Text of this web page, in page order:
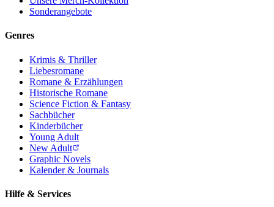
Sonderangebote
Genres
Krimis & Thriller
Liebesromane
Romane & Erzählungen
Historische Romane
Science Fiction & Fantasy
Sachbücher
Kinderbücher
Young Adult
New Adult
Graphic Novels
Kalender & Journals
Hilfe & Services